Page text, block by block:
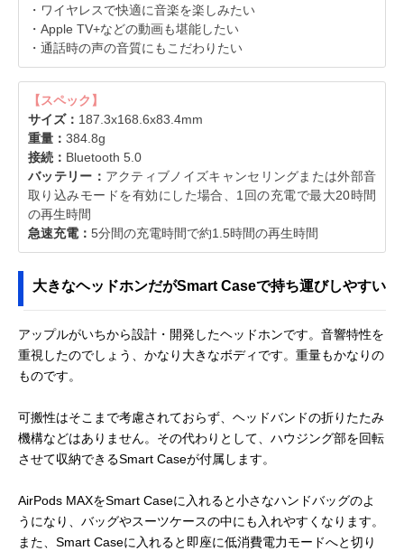
・ワイヤレスで快適に音楽を楽しみたい
・Apple TV+などの動画も堪能したい
・通話時の声の音質にもこだわりたい
【スペック】
サイズ： 187.3x168.6x83.4mm
重量： 384.8g
接続： Bluetooth 5.0
バッテリー： アクティブノイズキャンセリングまたは外部音
取り込みモードを有効にした場合、1回の充電で最大20時間
の再生時間
急速充電： 5分間の充電時間で約1.5時間の再生時間
大きなヘッドホンだがSmart Caseで持ち運びしやすい
アップルがいちから設計・開発したヘッドホンです。音響特性を
重視したのでしょう、かなり大きなボディです。重量もかなりの
ものです。
可搬性はそこまで考慮されておらず、ヘッドバンドの折りたたみ
機構などはありません。その代わりとして、ハウジング部を回転
させて収納できるSmart Caseが付属します。
AirPods MAXをSmart Caseに入れると小さなハンドバッグのよ
うになり、バッグやスーツケースの中にも入れやすくなります。
また、Smart Caseに入れると即座に低消費電力モードへと切り